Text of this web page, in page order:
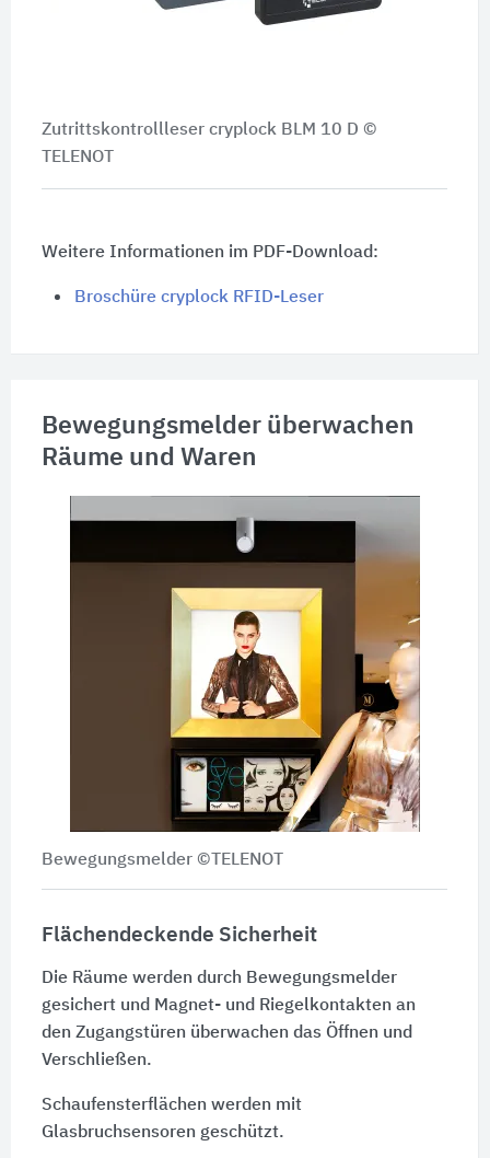
Zutrittskontrollleser cryplock BLM 10 D ©
TELENOT
Weitere Informationen im PDF-Download:
Broschüre cryplock RFID-Leser
Bewegungsmelder überwachen
Räume und Waren
Bewegungsmelder ©TELENOT
Flächendeckende Sicherheit
Die Räume werden durch Bewegungsmelder
gesichert und Magnet- und Riegelkontakten an
den Zugangstüren überwachen das Öffnen und
Verschließen.
Schaufensterflächen werden mit
Glasbruchsensoren geschützt.